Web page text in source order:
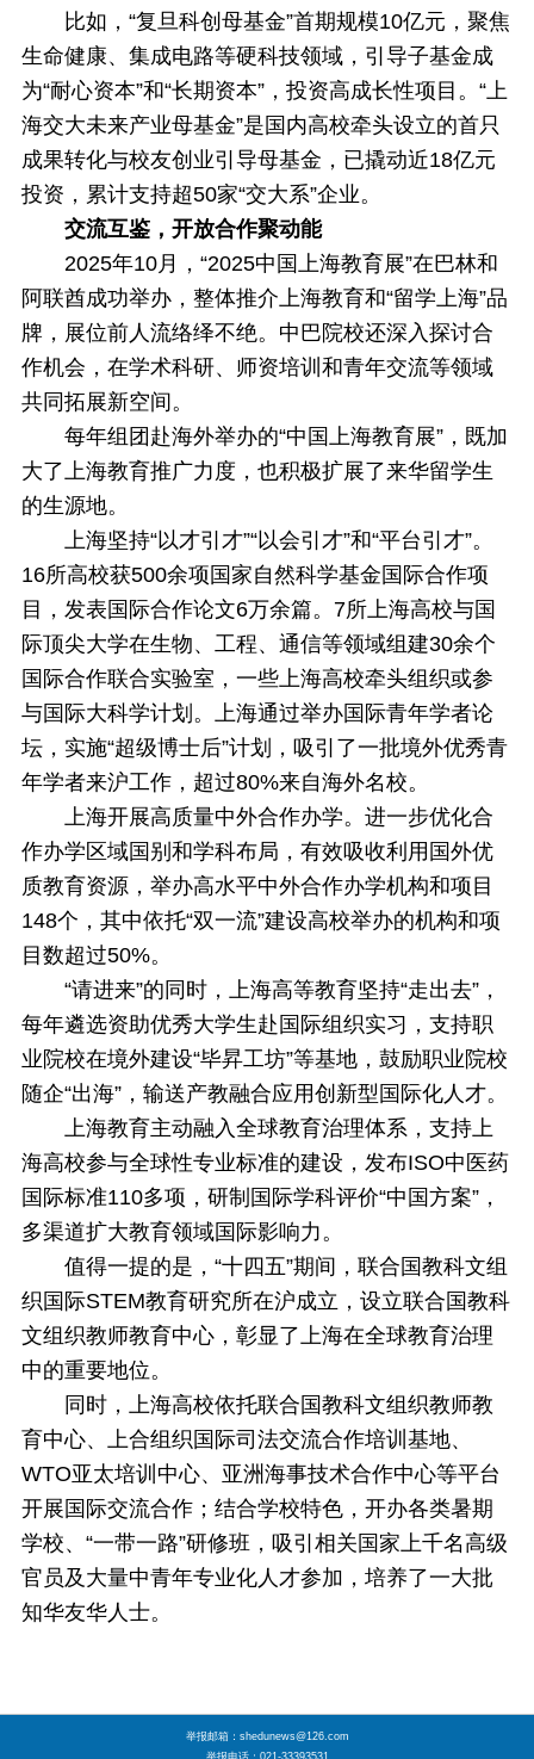
比如，“复旦科创母基金”首期规模10亿元，聚焦
生命健康、集成电路等硬科技领域，引导子基金成
为“耐心资本”和“长期资本”，投资高成长性项目。“上
海交大未来产业母基金”是国内高校牵头设立的首只
成果转化与校友创业引导母基金，已撬动近18亿元
投资，累计支持超50家“交大系”企业。
交流互鉴，开放合作聚动能
2025年10月，“2025中国上海教育展”在巴林和
阿联酋成功举办，整体推介上海教育和“留学上海”品
牌，展位前人流络绎不绝。中巴院校还深入探讨合
作机会，在学术科研、师资培训和青年交流等领域
共同拓展新空间。
每年组团赴海外举办的“中国上海教育展”，既加
大了上海教育推广力度，也积极扩展了来华留学生
的生源地。
上海坚持“以才引才”“以会引才”和“平台引才”。
16所高校获500余项国家自然科学基金国际合作项
目，发表国际合作论文6万余篇。7所上海高校与国
际顶尖大学在生物、工程、通信等领域组建30余个
国际合作联合实验室，一些上海高校牵头组织或参
与国际大科学计划。上海通过举办国际青年学者论
坛，实施“超级博士后”计划，吸引了一批境外优秀青
年学者来沪工作，超过80%来自海外名校。
上海开展高质量中外合作办学。进一步优化合
作办学区域国别和学科布局，有效吸收利用国外优
质教育资源，举办高水平中外合作办学机构和项目
148个，其中依托“双一流”建设高校举办的机构和项
目数超过50%。
“请进来”的同时，上海高等教育坚持“走出去”，
每年遴选资助优秀大学生赴国际组织实习，支持职
业院校在境外建设“毕昇工坊”等基地，鼓励职业院校
随企“出海”，输送产教融合应用创新型国际化人才。
上海教育主动融入全球教育治理体系，支持上
海高校参与全球性专业标准的建设，发布ISO中医药
国际标准110多项，研制国际学科评价“中国方案”，
多渠道扩大教育领域国际影响力。
值得一提的是，“十四五”期间，联合国教科文组
织国际STEM教育研究所在沪成立，设立联合国教科
文组织教师教育中心，彰显了上海在全球教育治理
中的重要地位。
同时，上海高校依托联合国教科文组织教师教
育中心、上合组织国际司法交流合作培训基地、
WTO亚太培训中心、亚洲海事技术合作中心等平台
开展国际交流合作；结合学校特色，开办各类暑期
学校、“一带一路”研修班，吸引相关国家上千名高级
官员及大量中青年专业化人才参加，培养了一大批
知华友华人士。
举报邮箱：shedunews@126.com
举报电话：021-33393531